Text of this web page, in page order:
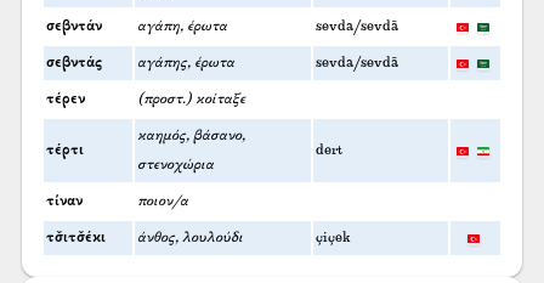
σεβντάν αγάπη, έρωτα sevda/sevdā
σεβντάς αγάπης, έρωτα sevda/sevdā
τέρεν (προστ.) κοίταξε
τέρτι
καημός, βάσανο,
στενοχώρια
dert
τίναν ποιον/α
τσ̌ιτσ̌έκι άνθος, λουλούδι çiçek